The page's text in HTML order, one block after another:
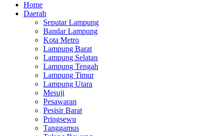
Home
Daerah
Seputar Lampung
Bandar Lampung
Kota Metro
Lampung Barat
Lampung Selatan
Lampung Tengah
Lampung Timur
Lampung Utara
Mesuji
Pesawaran
Pesisir Barat
Pringsewu
Tanggamus